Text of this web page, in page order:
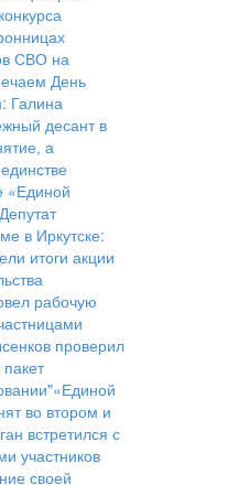
СВО на
День
Галина
десант в
а
«Единой
Депутат
в Иркутске:
итоги акции
рабочую
проверил
во втором и
встретился с
участников
своей